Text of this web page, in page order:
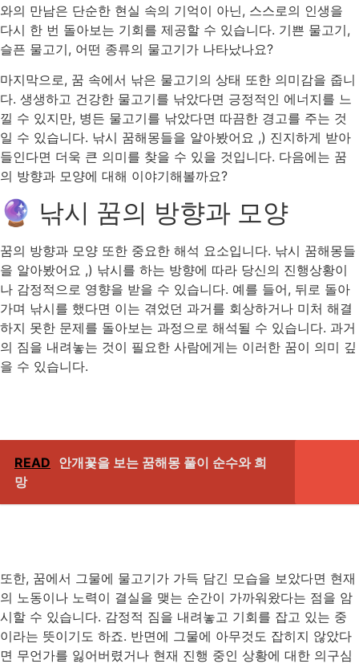
와의 만남은 단순한 현실 속의 기억이 아닌, 스스로의 인생을
다시 한 번 돌아보는 기회를 제공할 수 있습니다. 기쁜 물고기,
슬픈 물고기, 어떤 종류의 물고기가 나타났나요?
마지막으로, 꿈 속에서 낚은 물고기의 상태 또한 의미감을 줍니
다. 생생하고 건강한 물고기를 낚았다면 긍정적인 에너지를 느
낄 수 있지만, 병든 물고기를 낚았다면 따끔한 경고를 주는 것
일 수 있습니다. 낚시 꿈해몽들을 알아봤어요 ,) 진지하게 받아
들인다면 더욱 큰 의미를 찾을 수 있을 것입니다. 다음에는 꿈
의 방향과 모양에 대해 이야기해볼까요?
🔮 낚시 꿈의 방향과 모양
꿈의 방향과 모양 또한 중요한 해석 요소입니다. 낚시 꿈해몽들
을 알아봤어요 ,) 낚시를 하는 방향에 따라 당신의 진행상황이
나 감정적으로 영향을 받을 수 있습니다. 예를 들어, 뒤로 돌아
가며 낚시를 했다면 이는 겪었던 과거를 회상하거나 미처 해결
하지 못한 문제를 돌아보는 과정으로 해석될 수 있습니다. 과거
의 짐을 내려놓는 것이 필요한 사람에게는 이러한 꿈이 의미 깊
을 수 있습니다.
READ 안개꽃을 보는 꿈해몽 풀이 순수와 희
망
또한, 꿈에서 그물에 물고기가 가득 담긴 모습을 보았다면 현재
의 노동이나 노력이 결실을 맺는 순간이 가까워왔다는 점을 암
시할 수 있습니다. 감정적 짐을 내려놓고 기회를 잡고 있는 중
이라는 뜻이기도 하죠. 반면에 그물에 아무것도 잡히지 않았다
면 무언가를 잃어버렸거나 현재 진행 중인 상황에 대한 의구심